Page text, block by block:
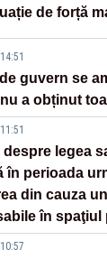
de forță
guvern se
a obținut
despre legea
în perioada
din cauza
în spaţiul